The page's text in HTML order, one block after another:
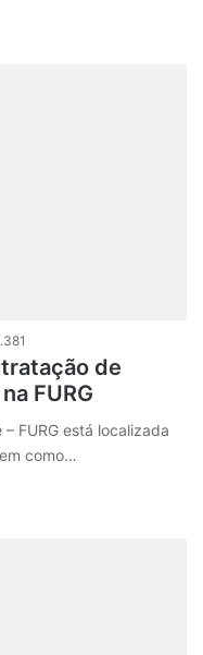
de
FURG
FURG está localizada
como…